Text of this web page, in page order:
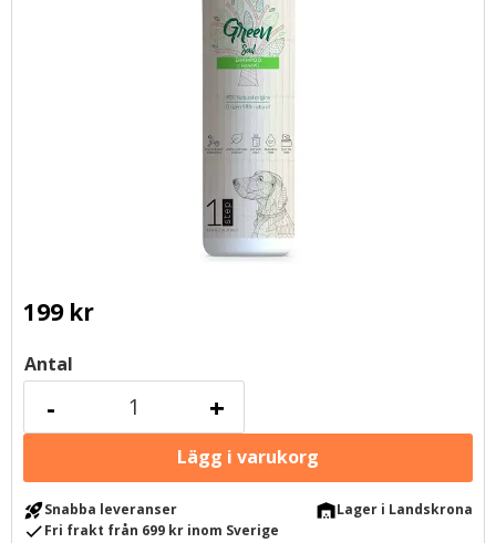
199kr
Antal
+
-
rocket_launchSnabba leveranser warehouseLager i Landskrona
checkFri frakt från 699 kr inom Sverige